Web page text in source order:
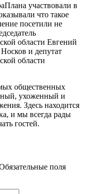
участвовали в
что такое
посетили не
области Евгений
и депутат
области
общественных
ухоженный и
Здесь находится
и мы всегда рады
гостей.
поля